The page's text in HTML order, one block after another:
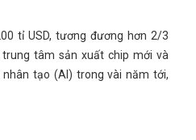
tỉ USD, tương đương hơn 2/3
tâm sản xuất chip mới và
tạo (AI) trong vài năm tới,